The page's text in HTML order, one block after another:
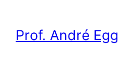
Prof. André Egg